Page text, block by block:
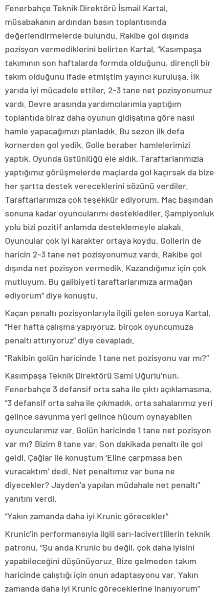
Fenerbahçe Teknik Direktörü İsmail Kartal,
müsabakanın ardından basın toplantısında
değerlendirmelerde bulundu. Rakibe gol dışında
pozisyon vermediklerini belirten Kartal, “Kasımpaşa
takımının son haftalarda formda olduğunu, dirençli bir
takım olduğunu ifade etmiştim yayıncı kuruluşa. İlk
yarıda iyi mücadele ettiler, 2-3 tane net pozisyonumuz
vardı. Devre arasında yardımcılarımla yaptığım
toplantıda biraz daha oyunun gidişatına göre nasıl
hamle yapacağımızı planladık. Bu sezon ilk defa
kornerden gol yedik. Golle beraber hamlelerimizi
yaptık. Oyunda üstünlüğü ele aldık. Taraftarlarımızla
yaptığımız görüşmelerde maçlarda gol kaçırsak da bize
her şartta destek vereceklerini sözünü verdiler.
Taraftarlarımıza çok teşekkür ediyorum. Maç başından
sonuna kadar oyuncularımı desteklediler. Şampiyonluk
yolu bizi pozitif anlamda desteklemeyle alakalı.
Oyuncular çok iyi karakter ortaya koydu. Gollerin de
haricin 2-3 tane net pozisyonumuz vardı. Rakibe gol
dışında net pozisyon vermedik. Kazandığımız için çok
mutluyum. Bu galibiyeti taraftarlarımıza armağan
ediyorum” diye konuştu.
Kaçan penaltı pozisyonlarıyla ilgili gelen soruya Kartal,
“Her hafta çalışma yapıyoruz, birçok oyuncumuza
penaltı attırıyoruz” diye cevapladı.
“Rakibin golün haricinde 1 tane net pozisyonu var mı?”
Kasımpaşa Teknik Direktörü Sami Uğurlu’nun,
Fenerbahçe 3 defansif orta saha ile çıktı açıklamasına,
“3 defansif orta saha ile çıkmadık, orta sahalarımız yeri
gelince savunma yeri gelince hücum oynayabilen
oyuncularımız var. Golün haricinde 1 tane net pozisyon
var mı? Bizim 8 tane var. Son dakikada penaltı ile gol
geldi. Çağlar ile konuştum ‘Eline çarpmasa ben
vuracaktım’ dedi. Net penaltımız var buna ne
diyecekler? Jayden’a yapılan müdahale net penaltı”
yanıtını verdi.
“Yakın zamanda daha iyi Krunic görecekler”
Krunic’in performansıyla ilgili sarı-lacivertlilerin teknik
patronu, “Şu anda Krunic bu değil, çok daha iyisini
yapabileceğini düşünüyoruz. Bize gelmeden takım
haricinde çalıştığı için onun adaptasyonu var. Yakın
zamanda daha iyi Krunic göreceklerine inanıyorum”